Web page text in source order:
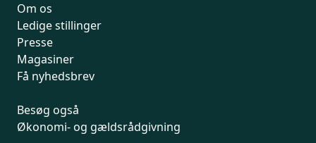
Om os
Ledige stillinger
Presse
Magasiner
Få nyhedsbrev
Besøg også
Økonomi- og gældsrådgivning